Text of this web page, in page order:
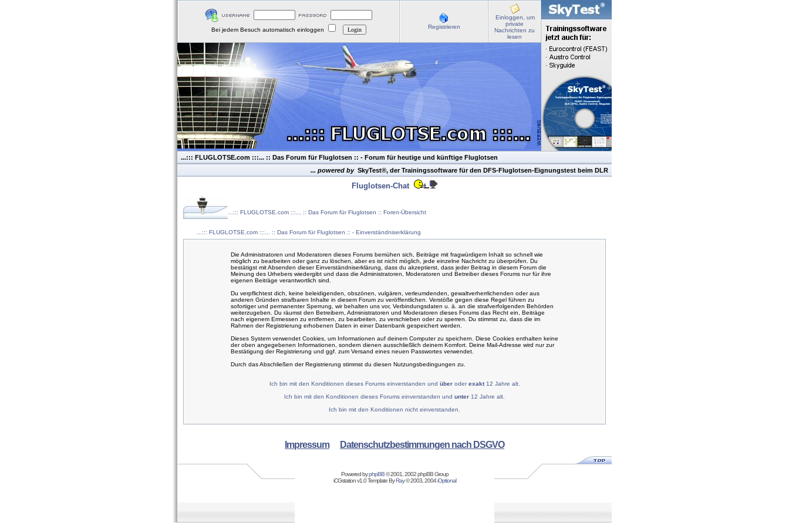
Bei jedem Besuch automatisch einloggen Registrieren
Einloggen, um
private
Nachrichten zu
lesen
...::: FLUGLOTSE.com :::... :: Das Forum für Fluglotsen :: - Forum für heutige und künftige Fluglotsen
... powered by SkyTest®, der Trainingssoftware für den DFS-Fluglotsen-Eignungstest beim DLR
Fluglotsen-Chat
...::: FLUGLOTSE.com :::... :: Das Forum für Fluglotsen :: Foren-Übersicht
...::: FLUGLOTSE.com :::... :: Das Forum für Fluglotsen :: - Einverständniserklärung
Die Administratoren und Moderatoren dieses Forums bemühen sich, Beiträge mit fragwürdigem Inhalt so schnell wie
möglich zu bearbeiten oder ganz zu löschen, aber es ist nicht möglich, jede einzelne Nachricht zu überprüfen. Du
bestätigst mit Absenden dieser Einverständniserklärung, dass du akzeptierst, dass jeder Beitrag in diesem Forum die
Meinung des Urhebers wiedergibt und dass die Administratoren, Moderatoren und Betreiber dieses Forums nur für ihre
eigenen Beiträge verantwortlich sind.
Du verpflichtest dich, keine beleidigenden, obszönen, vulgären, verleumdenden, gewaltverherrlichenden oder aus
anderen Gründen strafbaren Inhalte in diesem Forum zu veröffentlichen. Verstöße gegen diese Regel führen zu
sofortiger und permanenter Sperrung, wir behalten uns vor, Verbindungsdaten u. ä. an die strafverfolgenden Behörden
weiterzugeben. Du räumst den Betreibern, Administratoren und Moderatoren dieses Forums das Recht ein, Beiträge
nach eigenem Ermessen zu entfernen, zu bearbeiten, zu verschieben oder zu sperren. Du stimmst zu, dass die im
Rahmen der Registrierung erhobenen Daten in einer Datenbank gespeichert werden.
Dieses System verwendet Cookies, um Informationen auf deinem Computer zu speichern. Diese Cookies enthalten keine
der oben angegebenen Informationen, sondern dienen ausschließlich deinem Komfort. Deine Mail-Adresse wird nur zur
Bestätigung der Registrierung und ggf. zum Versand eines neuen Passwortes verwendet.
Durch das Abschließen der Registrierung stimmst du diesen Nutzungsbedingungen zu.
Ich bin mit den Konditionen dieses Forums einverstanden und überoderexakt12 Jahre alt.
Ich bin mit den Konditionen dieses Forums einverstanden und unter 12 Jahre alt.
Ich bin mit den Konditionen nicht einverstanden.
Impressum Datenschutzbestimmungen nach DSGVO
Powered byphpBB© 2001, 2002 phpBB Group
iCGstation v1.0 Template ByRay© 2003, 2004iOptional